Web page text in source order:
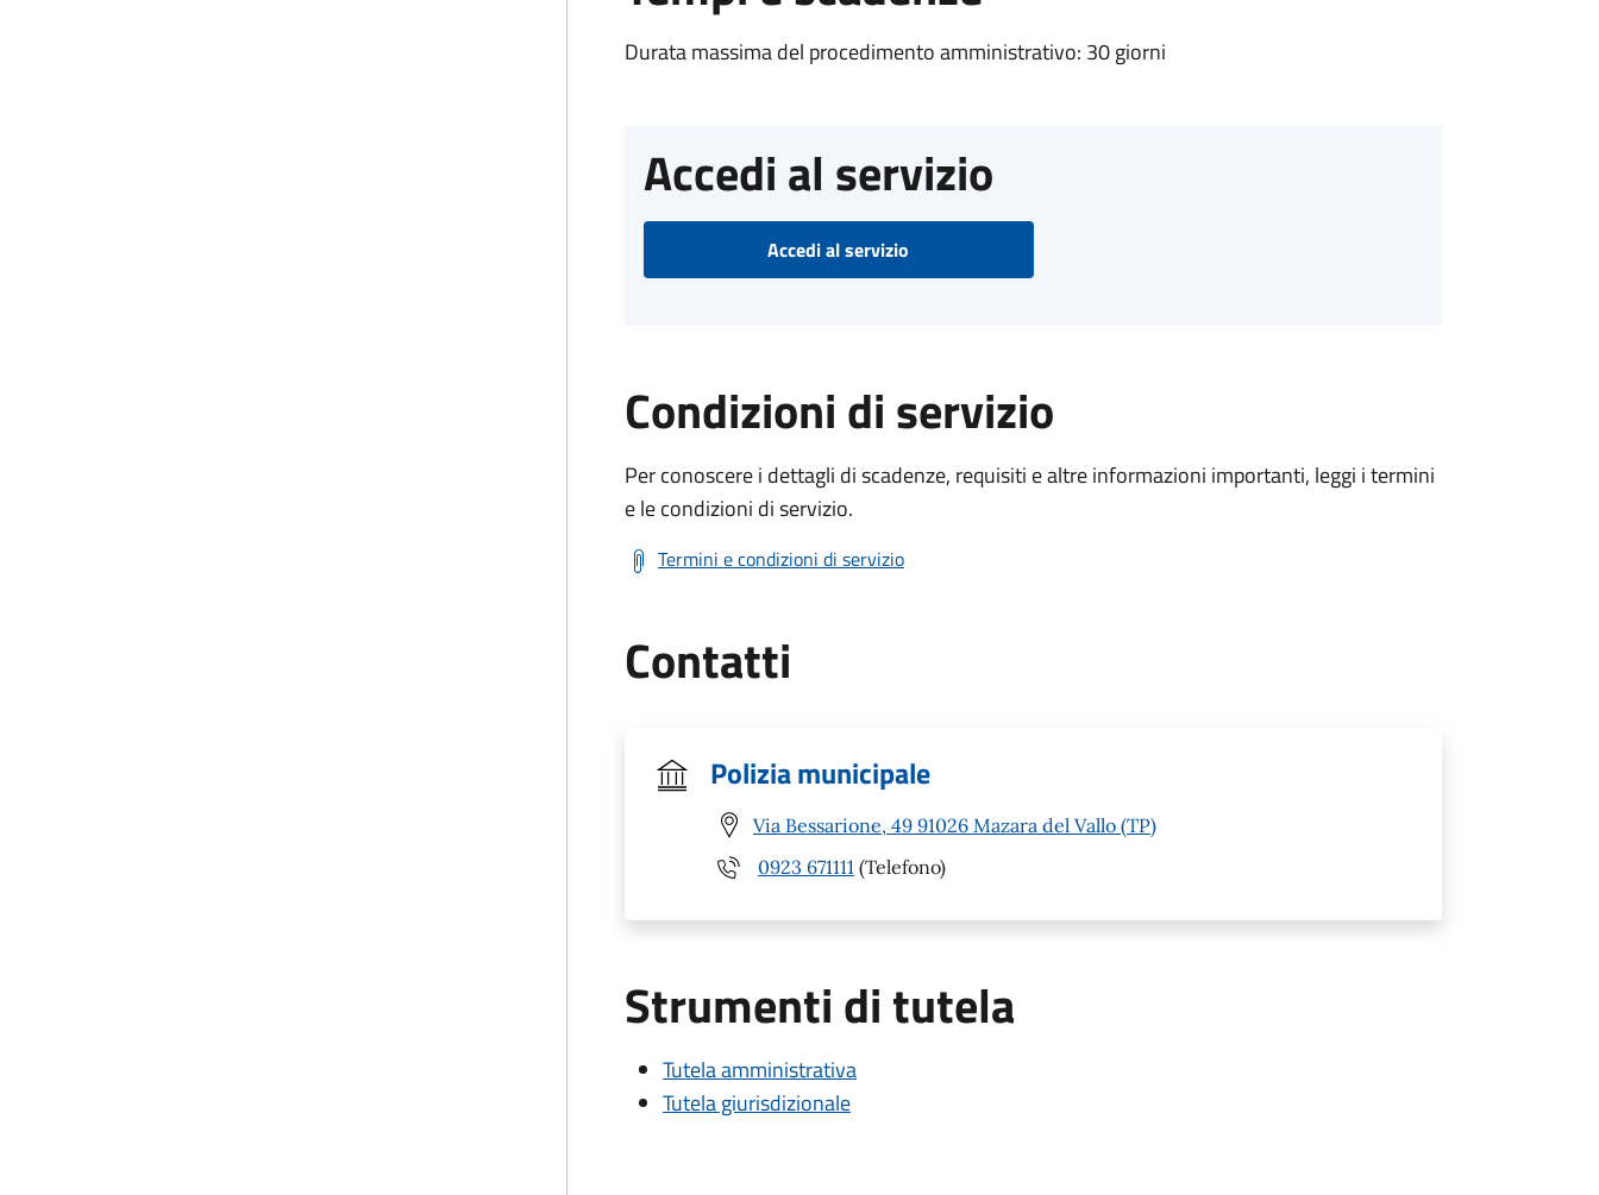
Durata massima del procedimento amministrativo: 30 giorni
Accedi al servizio
Accedi al servizio
Condizioni di servizio
Per conoscere i dettagli di scadenze, requisiti e altre informazioni importanti, leggi i termini
e le condizioni di servizio.
Termini e condizioni di servizio
Contatti
Polizia municipale
Via Bessarione, 49 91026 Mazara del Vallo (TP)
0923 671111 (Telefono)
Strumenti di tutela
Tutela amministrativa
Tutela giurisdizionale